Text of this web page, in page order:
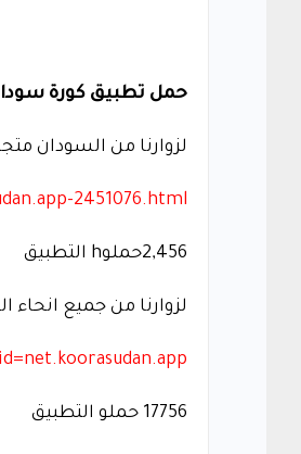
حمل تطبيق كورة
لزوارنا من السودان
2451076.html
2,456حملوh التطبيق
لزوارنا من جميع انحاء
17756 حملو التطبيق